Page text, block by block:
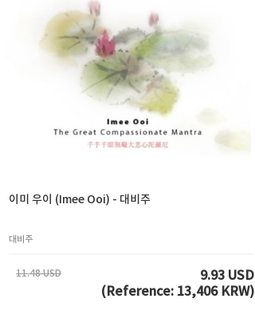
이미 우이 (Imee Ooi) - 대비주
대비주
11.48 USD
9.93 USD
(Reference: 13,406 KRW)